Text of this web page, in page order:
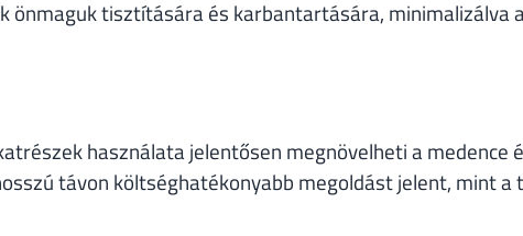
önmaguk tisztítására és karbantartására, minimalizálva
használata jelentősen megnövelheti a medence
távon költséghatékonyabb megoldást jelent, mint a